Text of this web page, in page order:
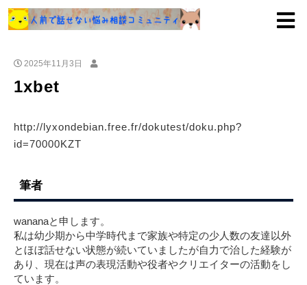
2025年11月3日
1xbet
http://lyxondebian.free.fr/dokutest/doku.php?
id=70000KZT
筆者
wananaと申します。
私は幼少期から中学時代まで家族や特定の少人数の友達以外
とほぼ話せない状態が続いていましたが自力で治した経験が
あり、現在は声の表現活動や役者やクリエイターの活動をし
ています。